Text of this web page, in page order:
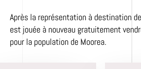
Après la représentation à destination
est jouée à nouveau gratuitement
pour la population de Moorea.